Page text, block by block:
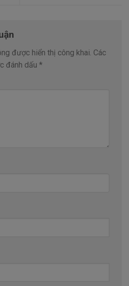
được hiển thị công khai. Các
đánh dấu *